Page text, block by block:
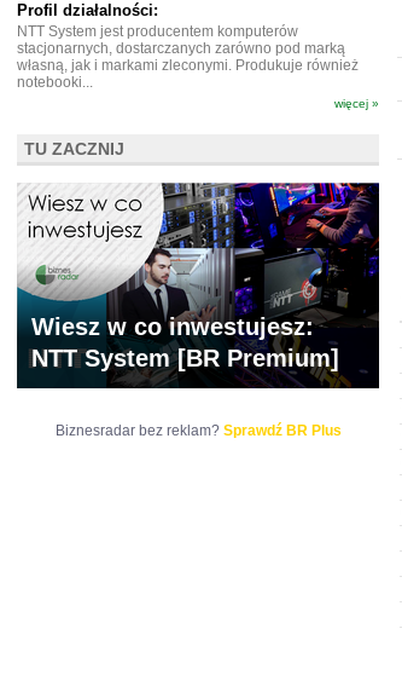
Profil działalności:
NTT System jest producentem komputerów
stacjonarnych, dostarczanych zarówno pod marką
własną, jak i markami zleconymi. Produkuje również
notebooki...
więcej »
TU ZACZNIJ
Wiesz w co inwestujesz:
NTT System [BR Premium]
Biznesradar bez reklam? Sprawdź BR Plus